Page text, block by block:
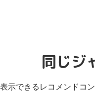
同じジ
表示できるレコメンドコ